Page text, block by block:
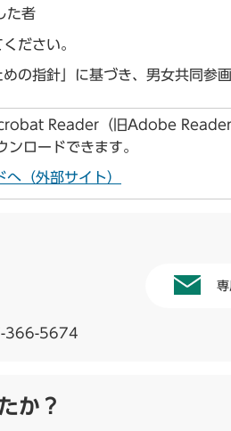
た者
ださい。
の指針」に基づき、男女共同参
Reader（旧Adobe Reader
ロードできます。
（外部サイト）
366-5674
か？